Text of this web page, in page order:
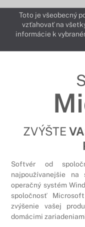
Toto je všeobecný
vzťahovať na
informácie k
ZVÝŠTE
Softvér od
najpoužívanejšie
operačný systém
spoločnosť
zvýšenie vašej
domácimi